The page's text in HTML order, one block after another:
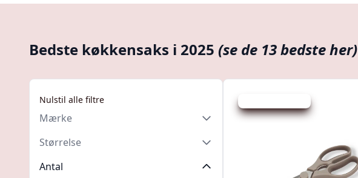
Bedste køkkensaks i 2025 (se de 13 bedste her)
Nulstil alle filtre
Mærke
Størrelse
Antal